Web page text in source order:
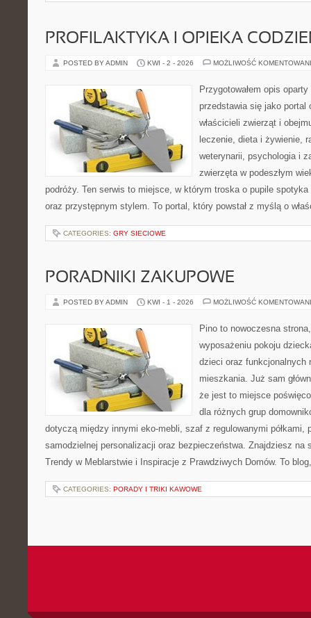
PROFILAKTYKA I OPIEKA
POSTED BY ADMIN KWI - 2 - 2026 MOŻLIWOŚĆ
Przygotowałem opis
przedstawia się jako portal
właścicieli zwierząt i
leczenie, dieta i żywienie,
weterynarii, psychologia i
zwierzęta w podeszłym
podróży. Ten serwis to miejsce, w którym troska o pupile
oraz przystępnym stylem. To portal, który powstał z myślą o
CATEGORIES: GRY SIECIOWE
PORADNIKI ZAKUPOWE
POSTED BY ADMIN KWI - 1 - 2026 MOŻLIWOŚĆ
Pino to nowoczesna
wyposażeniu pokoju
dzieci oraz funkcjonalnych
mieszkania. Już sam
że jest to miejsce
dla różnych grup
dotyczą między innymi eko-mebli, szaf z regulowanymi półkami,
samodzielnej personalizacji oraz bezpieczeństwa. Znajdziesz na
Trendy w Meblarstwie i Inspiracje z Prawdziwych Domów. To
CATEGORIES: PORADY I TRIKI KAWOWE